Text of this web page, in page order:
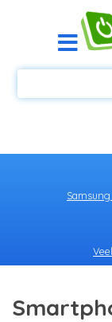
Samsung